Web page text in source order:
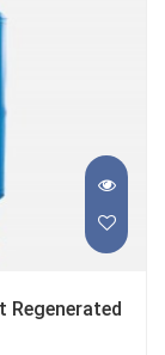
Regenerated